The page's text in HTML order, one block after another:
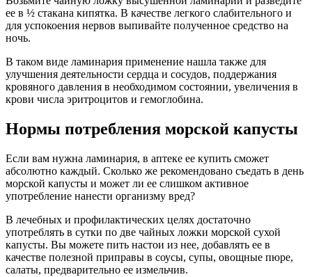
ее в ½ стакана кипятка. В качестве легкого слабительного и
для успокоения нервов выпивайте полученное средство на
ночь.
В таком виде ламинария применение нашла также для
улучшения деятельности сердца и сосудов, поддержания
кровяного давления в необходимом состоянии, увеличения в
крови числа эритроцитов и гемоглобина.
Нормы потребления морской капусты
Если вам нужна ламинария, в аптеке ее купить сможет
абсолютно каждый. Сколько же рекомендовано съедать в день
морской капусты и может ли ее слишком активное
употребление нанести организму вред?
В лечебных и профилактических целях достаточно
употреблять в сутки по две чайных ложки морской сухой
капусты. Вы можете пить настои из нее, добавлять ее в
качестве полезной приправы в соусы, супы, овощные пюре,
салаты, предварительно ее измельчив.